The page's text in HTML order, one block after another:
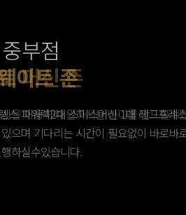
이트 존
부점
머신 존
을 이용하여 원하시는 바디를 만드실수
존
벨 존